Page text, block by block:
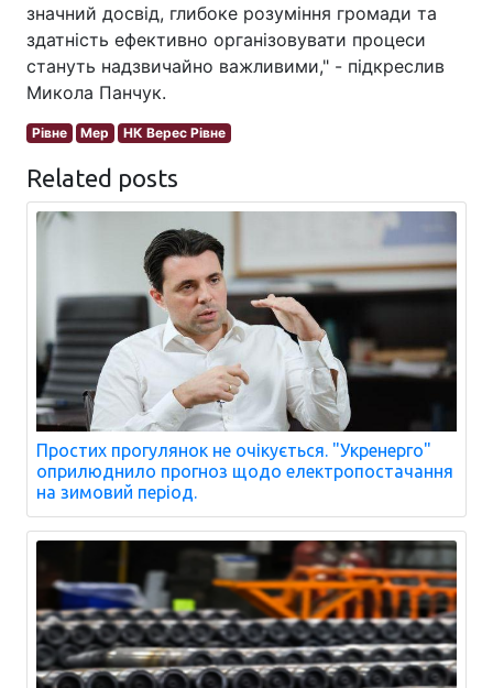
значний досвід, глибоке розуміння громади та
здатність ефективно організовувати процеси
стануть надзвичайно важливими," - підкреслив
Микола Панчук.
Рівне Мер НК Верес Рівне
Related posts
Простих прогулянок не очікується. "Укренерго"
оприлюднило прогноз щодо електропостачання
на зимовий період.